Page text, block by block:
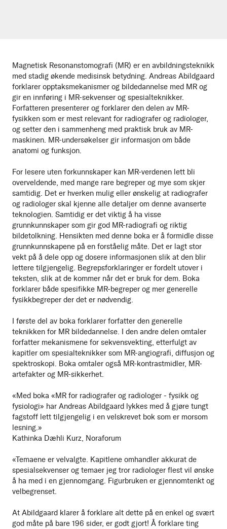
Magnetisk Resonanstomografi (MR) er en avbildningsteknikk
med stadig økende medisinsk betydning. Andreas Abildgaard
forklarer opptaksmekanismer og bildedannelse med MR og
gir en innføring i MR-sekvenser og spesialteknikker.
Forfatteren presenterer og forklarer den delen av MR-
fysikken som er mest relevant for radiografer og radiologer,
og setter den i sammenheng med praktisk bruk av MR-
maskinen. MR-undersøkelser gir informasjon om både
anatomi og funksjon.
For lesere uten forkunnskaper kan MR-verdenen lett bli
overveldende, med mange rare begreper og mye som skjer
samtidig. Det er hverken mulig eller ønskelig at radiografer
og radiologer skal kjenne alle detaljer om denne avanserte
teknologien. Samtidig er det viktig å ha visse
grunnkunnskaper som gir god MR-radiografi og riktig
bildetolkning. Hensikten med denne boka er å formidle disse
grunnkunnskapene på en forståelig måte. Det er lagt stor
vekt på å dele opp og dosere informasjonen slik at den blir
lettere tilgjengelig. Begrepsforklaringer er fordelt utover i
teksten, slik at de kommer når det er bruk for dem. Boka
forklarer både spesifikke MR-begreper og mer generelle
fysikkbegreper der det er nødvendig.
I første del av boka forklarer forfatter den generelle
teknikken for MR bildedannelse. I den andre delen omtaler
forfatter mekanismene for sekvensvekting, etterfulgt av
kapitler om spesialteknikker som MR-angiografi, diffusjon og
spektroskopi. Boka omtaler også MR-kontrastmidler, MR-
artefakter og MR-sikkerhet.
«Med boka «MR for radiografer og radiologer - fysikk og
fysiologi» har Andreas Abildgaard lykkes med å gjøre tungt
fagstoff lett tilgjengelig i en velskrevet bok som er morsom
lesning.»
Kathinka Dæhli Kurz, Noraforum
«Temaene er velvalgte. Kapitlene omhandler akkurat de
spesialsekvenser og temaer jeg tror radiologer flest vil ønske
å ha med i en gjennomgang. Figurbruken er gjennomtenkt og
velbegrenset.
At Abildgaard klarer å forklare alt dette på en enkel og svært
god måte på bare 196 sider, er godt gjort! Å forklare ting